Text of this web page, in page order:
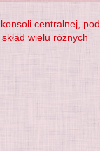
centralnej, pod
wielu różnych